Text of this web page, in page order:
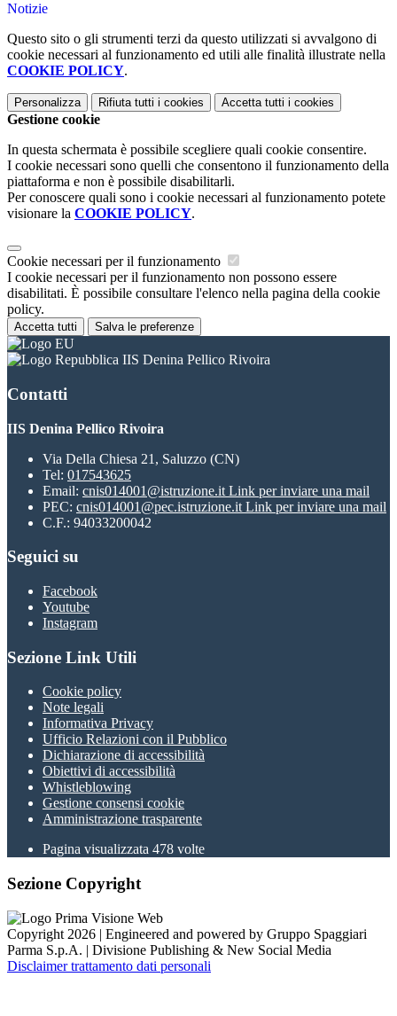
Notizie
Questo sito o gli strumenti terzi da questo utilizzati si avvalgono di
cookie necessari al funzionamento ed utili alle finalità illustrate nella
COOKIE POLICY.
Personalizza Rifiuta tutti i cookies Accetta tutti i cookies
Gestione cookie
In questa schermata è possibile scegliere quali cookie consentire.
I cookie necessari sono quelli che consentono il funzionamento della
piattaforma e non è possibile disabilitarli.
Per conoscere quali sono i cookie necessari al funzionamento potete
visionare la COOKIE POLICY.
Cookie necessari per il funzionamento
I cookie necessari per il funzionamento non possono essere
disabilitati. È possibile consultare l'elenco nella pagina della cookie
policy.
Accetta tutti Salva le preferenze
IIS Denina Pellico Rivoira
Contatti
IIS Denina Pellico Rivoira
Via Della Chiesa 21, Saluzzo (CN)
Tel: 017543625
Email: cnis014001@istruzione.it Link per inviare una mail
PEC: cnis014001@pec.istruzione.it Link per inviare una mail
C.F.: 94033200042
Seguici su
Facebook
Youtube
Instagram
Sezione Link Utili
Cookie policy
Note legali
Informativa Privacy
Ufficio Relazioni con il Pubblico
Dichiarazione di accessibilità
Obiettivi di accessibilità
Whistleblowing
Gestione consensi cookie
Amministrazione trasparente
Pagina visualizzata 478 volte
Sezione Copyright
Copyright 2026 | Engineered and powered by Gruppo Spaggiari
Parma S.p.A. | Divisione Publishing & New Social Media
Disclaimer trattamento dati personali